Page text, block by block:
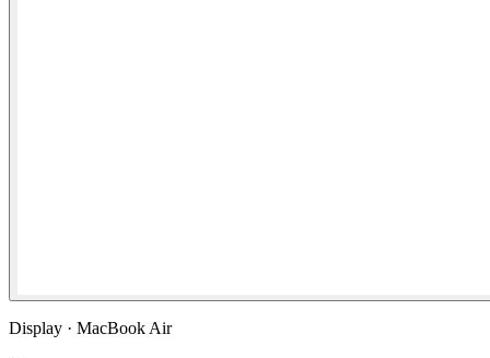
Display · MacBook Air